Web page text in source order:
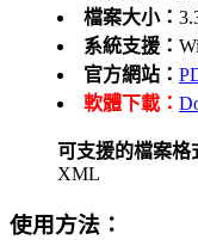
檔案大小：
系統支援：
官方網站：
軟體下載：
可支援的檔案格
XML
使用方法：